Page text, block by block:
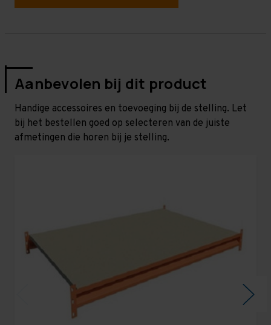
Aanbevolen bij dit product
Handige accessoires en toevoeging bij de stelling. Let
bij het bestellen goed op selecteren van de juiste
afmetingen die horen bij je stelling.